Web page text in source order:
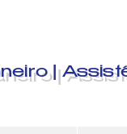
|